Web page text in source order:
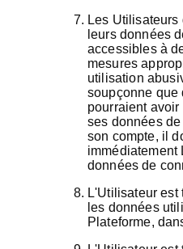
Les
leurs données
accessibles à
mesures
utilisation
soupçonne que
pourraient
ses données
son compte, il
immédiatement
données de
L'Utilisateur est
les données
Plateforme,